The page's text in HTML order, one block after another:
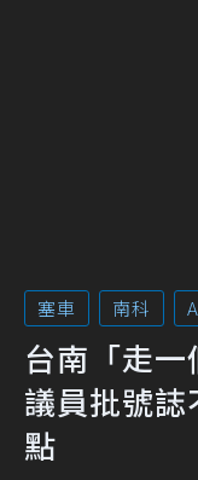
塞車 南科
台南「走一
議員批號
點